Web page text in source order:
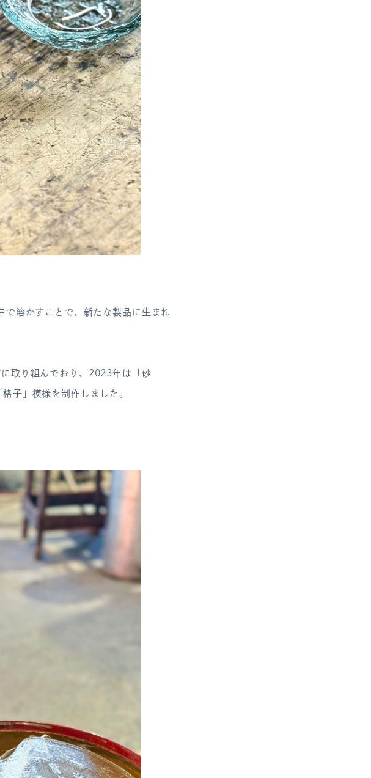
溶かすことで、新たな製品に生まれ
取り組んでおり、2023年は「砂
子」模様を制作しました。